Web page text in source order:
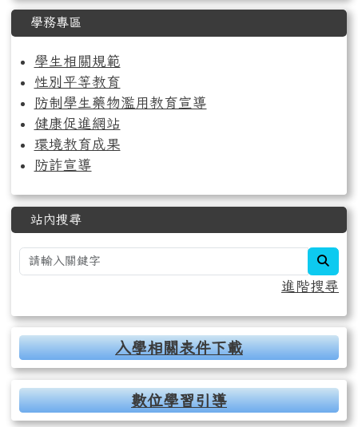
學務專區
學生相關規範
性別平等教育
防制學生藥物濫用教育宣導
健康促進網站
環境教育成果
防詐宣導
站內搜尋
進階搜尋
入學相關表件下載
數位學習引導